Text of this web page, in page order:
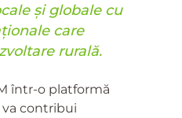
și globale cu
care
rurală.
într-o platformă
contribui